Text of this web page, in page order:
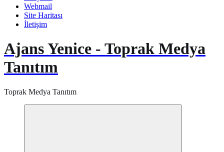
Webmail
Site Haritası
İletişim
Ajans Yenice - Toprak Medya
Tanıtım
Toprak Medya Tanıtım